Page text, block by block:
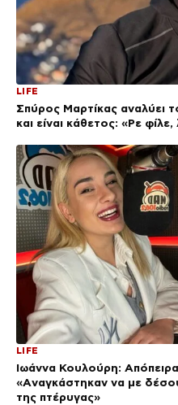
LIFE
Σπύρος Μαρτίκας αναλύει
και είναι κάθετος: «Ρε
LIFE
Ιωάννα Κουλούρη:
«Aναγκάστηκαν να με
της πτέρυγας»